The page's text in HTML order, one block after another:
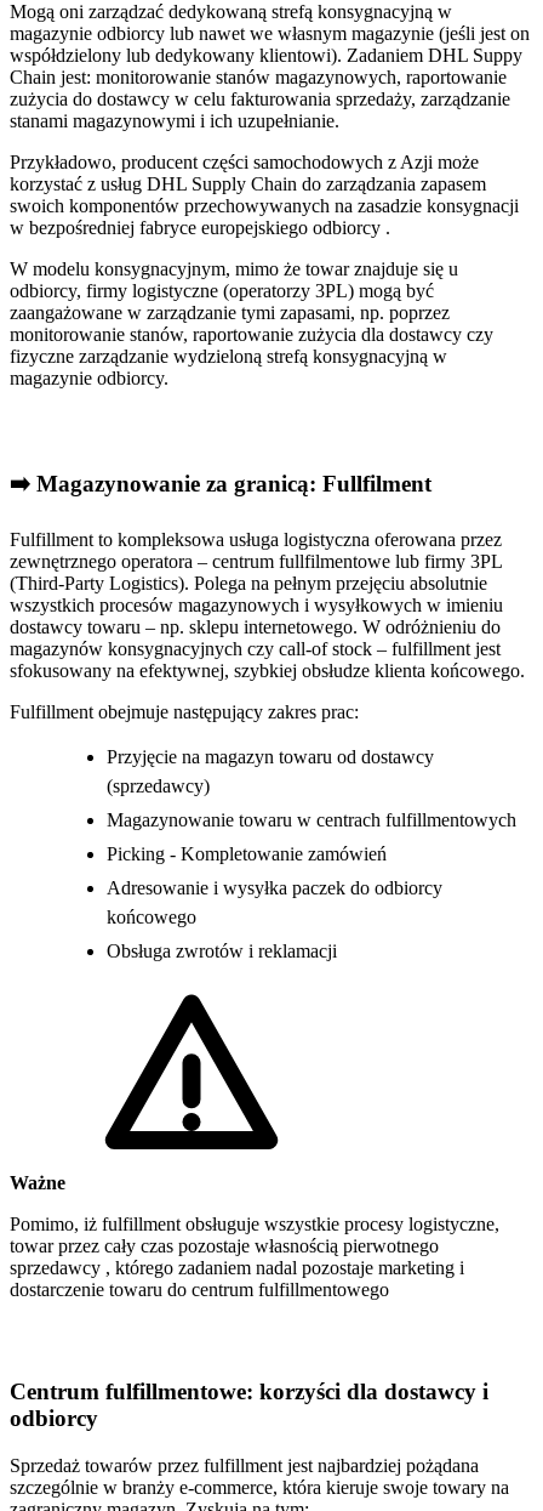
Mogą oni zarządzać dedykowaną strefą konsygnacyjną w
magazynie odbiorcy lub nawet we własnym magazynie (jeśli jest on
współdzielony lub dedykowany klientowi). Zadaniem DHL Suppy
Chain jest: monitorowanie stanów magazynowych, raportowanie
zużycia do dostawcy w celu fakturowania sprzedaży, zarządzanie
stanami magazynowymi i ich uzupełnianie.
Przykładowo, producent części samochodowych z Azji może
korzystać z usług DHL Supply Chain do zarządzania zapasem
swoich komponentów przechowywanych na zasadzie konsygnacji
w bezpośredniej fabryce europejskiego odbiorcy .
W modelu konsygnacyjnym, mimo że towar znajduje się u
odbiorcy, firmy logistyczne (operatorzy 3PL) mogą być
zaangażowane w zarządzanie tymi zapasami, np. poprzez
monitorowanie stanów, raportowanie zużycia dla dostawcy czy
fizyczne zarządzanie wydzieloną strefą konsygnacyjną w
magazynie odbiorcy.
➡️ Magazynowanie za granicą: Fullfilment
Fulfillment to kompleksowa usługa logistyczna oferowana przez
zewnętrznego operatora – centrum fullfilmentowe lub firmy 3PL
(Third-Party Logistics). Polega na pełnym przejęciu absolutnie
wszystkich procesów magazynowych i wysyłkowych w imieniu
dostawcy towaru – np. sklepu internetowego. W odróżnieniu do
magazynów konsygnacyjnych czy call-of stock – fulfillment jest
sfokusowany na efektywnej, szybkiej obsłudze klienta końcowego.
Fulfillment obejmuje następujący zakres prac:
Przyjęcie na magazyn towaru od dostawcy
(sprzedawcy)
Magazynowanie towaru w centrach fulfillmentowych
Picking - Kompletowanie zamówień
Adresowanie i wysyłka paczek do odbiorcy
końcowego
Obsługa zwrotów i reklamacji
Ważne
Pomimo, iż fulfillment obsługuje wszystkie procesy logistyczne,
towar przez cały czas pozostaje własnością pierwotnego
sprzedawcy , którego zadaniem nadal pozostaje marketing i
dostarczenie towaru do centrum fulfillmentowego
Centrum fulfillmentowe: korzyści dla dostawcy i
odbiorcy
Sprzedaż towarów przez fulfillment jest najbardziej pożądana
szczególnie w branży e-commerce, która kieruje swoje towary na